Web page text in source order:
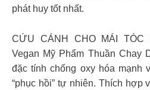
phát huy tốt nhất.
CỨU CÁNH CHO MÁI TÓC
Vegan Mỹ Phẩm Thuần Chay
đặc tính chống oxy hóa mạnh
“phục hồi” tự nhiên. Thích hợp